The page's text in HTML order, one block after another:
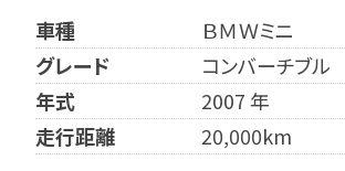
車種
ＢＭＷミニ
グレード
コンバーチブル
年式
2007 年
走行距離
20,000km